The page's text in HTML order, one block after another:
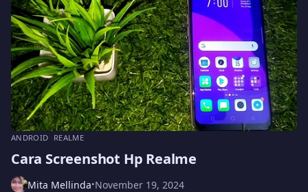
ANDROID REALME
Cara Screenshot Hp Realme
Mita Mellinda•November 19, 2024